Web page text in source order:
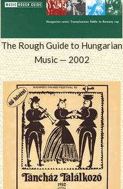
The Rough Guide to Hungarian
Music — 2002